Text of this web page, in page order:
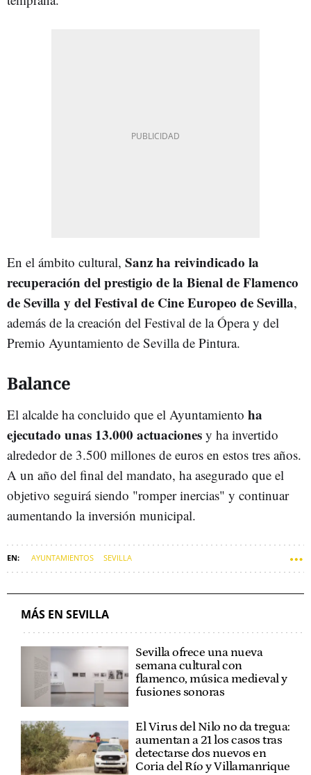
En el ámbito cultural, Sanz ha reivindicado la
recuperación del prestigio de la Bienal de Flamenco
de Sevilla y del Festival de Cine Europeo de Sevilla,
además de la creación del Festival de la Ópera y del
Premio Ayuntamiento de Sevilla de Pintura.
Balance
El alcalde ha concluido que el Ayuntamiento ha
ejecutado unas 13.000 actuaciones y ha invertido
alrededor de 3.500 millones de euros en estos tres años.
A un año del final del mandato, ha asegurado que el
objetivo seguirá siendo "romper inercias" y continuar
aumentando la inversión municipal.
AYUNTAMIENTOS SEVILLA
MÁS EN SEVILLA
Sevilla ofrece una nueva
semana cultural con
flamenco, música medieval y
fusiones sonoras
El Virus del Nilo no da tregua:
aumentan a 21 los casos tras
detectarse dos nuevos en
Coria del Río y Villamanrique